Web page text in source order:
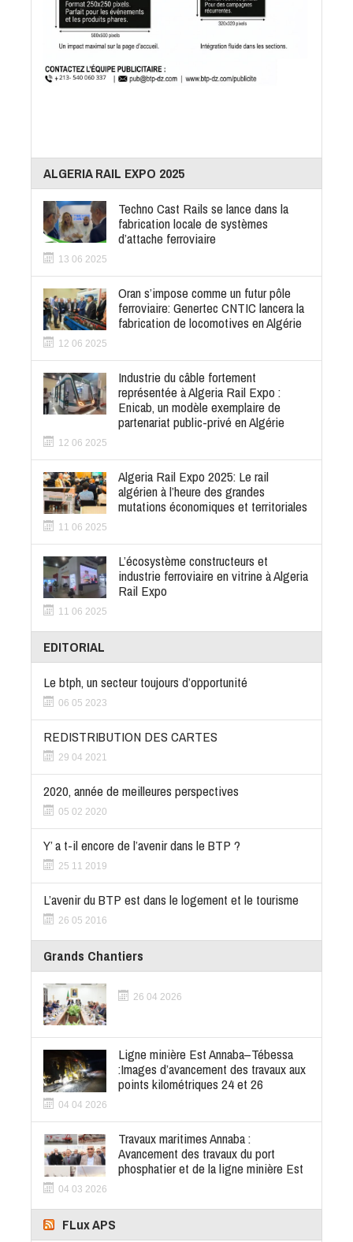
ALGERIA RAIL EXPO 2025
Techno Cast Rails se lance dans la
fabrication locale de systèmes
d’attache ferroviaire
13 06 2025
Oran s’impose comme un futur pôle
ferroviaire: Genertec CNTIC lancera la
fabrication de locomotives en Algérie
12 06 2025
Industrie du câble fortement
représentée à Algeria Rail Expo :
Enicab, un modèle exemplaire de
partenariat public-privé en Algérie
12 06 2025
Algeria Rail Expo 2025: Le rail
algérien à l’heure des grandes
mutations économiques et territoriales
11 06 2025
L’écosystème constructeurs et
industrie ferroviaire en vitrine à Algeria
Rail Expo
11 06 2025
EDITORIAL
Le btph, un secteur toujours d’opportunité
06 05 2023
REDISTRIBUTION DES CARTES
29 04 2021
2020, année de meilleures perspectives
05 02 2020
Y’ a t-il encore de l’avenir dans le BTP ?
25 11 2019
L’avenir du BTP est dans le logement et le tourisme
26 05 2016
Grands Chantiers
26 04 2026
Ligne minière Est Annaba–Tébessa
:Images d’avancement des travaux aux
points kilométriques 24 et 26
04 04 2026
Travaux maritimes Annaba :
Avancement des travaux du port
phosphatier et de la ligne minière Est
04 03 2026
FLux APS